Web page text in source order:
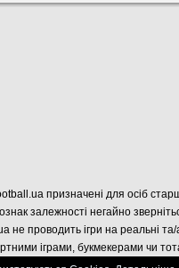
призначені для осіб
залежності негайно
не проводить ігри на реальні та/
іграми, букмекерами чи